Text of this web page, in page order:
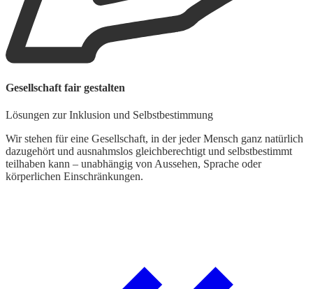
Gesellschaft fair gestalten
Lösungen zur Inklusion und Selbstbestimmung
Wir stehen für eine Gesellschaft, in der jeder Mensch ganz natürlich
dazugehört und ausnahmslos gleichberechtigt und selbstbestimmt
teilhaben kann – unabhängig von Aussehen, Sprache oder
körperlichen Einschränkungen.